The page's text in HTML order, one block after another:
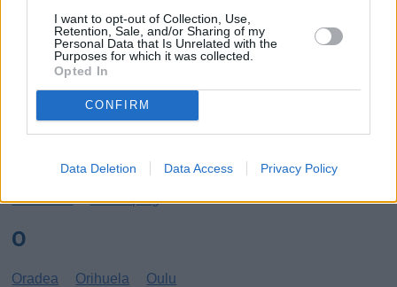
I want to opt-out of Collection, Use,
Retention, Sale, and/or Sharing of my
Personal Data that Is Unrelated with the
Purposes for which it was collected.
Opted In
CONFIRM
Data Deletion Data Access Privacy Policy
Los Angeles
Mangalia Marseille Melbourne
Menorca
Mexico City
Miami
New York Norrköping
O
Oradea Orihuela Oulu